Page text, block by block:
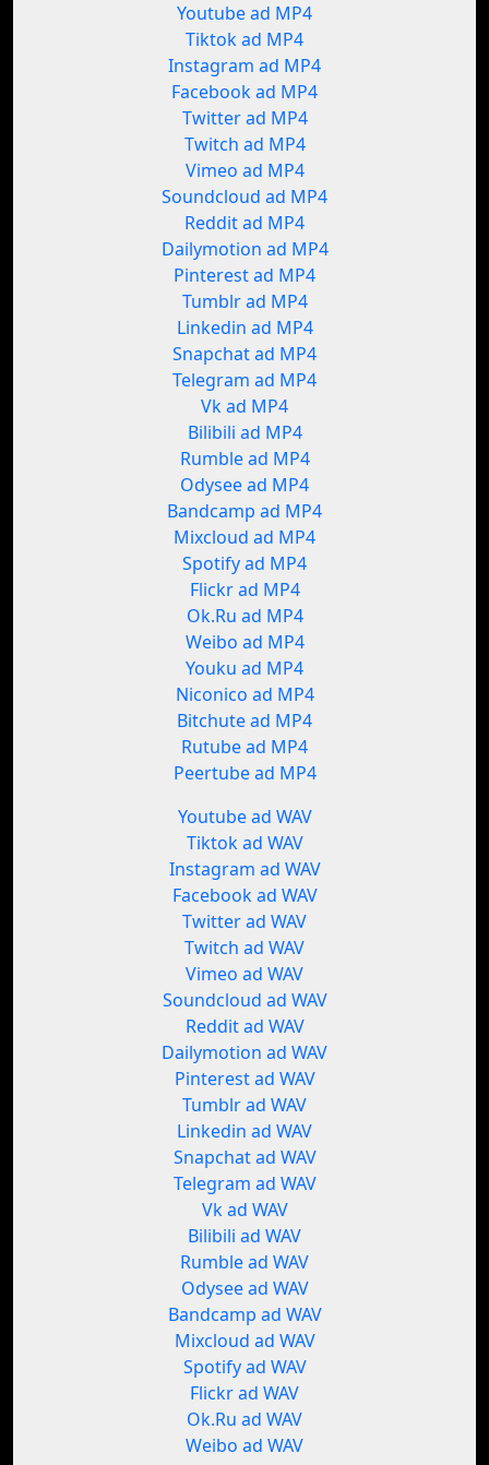
Youtube ad MP4
Tiktok ad MP4
Instagram ad MP4
Facebook ad MP4
Twitter ad MP4
Twitch ad MP4
Vimeo ad MP4
Soundcloud ad MP4
Reddit ad MP4
Dailymotion ad MP4
Pinterest ad MP4
Tumblr ad MP4
Linkedin ad MP4
Snapchat ad MP4
Telegram ad MP4
Vk ad MP4
Bilibili ad MP4
Rumble ad MP4
Odysee ad MP4
Bandcamp ad MP4
Mixcloud ad MP4
Spotify ad MP4
Flickr ad MP4
Ok.Ru ad MP4
Weibo ad MP4
Youku ad MP4
Niconico ad MP4
Bitchute ad MP4
Rutube ad MP4
Peertube ad MP4
Youtube ad WAV
Tiktok ad WAV
Instagram ad WAV
Facebook ad WAV
Twitter ad WAV
Twitch ad WAV
Vimeo ad WAV
Soundcloud ad WAV
Reddit ad WAV
Dailymotion ad WAV
Pinterest ad WAV
Tumblr ad WAV
Linkedin ad WAV
Snapchat ad WAV
Telegram ad WAV
Vk ad WAV
Bilibili ad WAV
Rumble ad WAV
Odysee ad WAV
Bandcamp ad WAV
Mixcloud ad WAV
Spotify ad WAV
Flickr ad WAV
Ok.Ru ad WAV
Weibo ad WAV